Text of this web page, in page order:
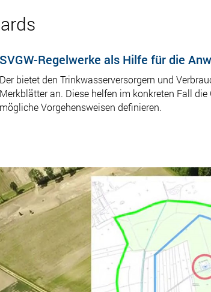
SVGW-Regelwerke als Hilfe für die
Der bietet den Trinkwasserversorgern und
Merkblätter an. Diese helfen im konkreten Fall
mögliche Vorgehensweisen definieren.